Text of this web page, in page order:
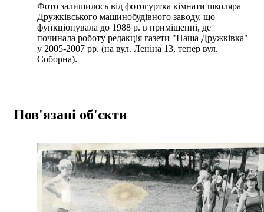
Фото залишилось від фотогуртка кімнати школяра
Дружківського машинобудівного заводу, що
функціонувала до 1988 р. в приміщенні, де
починала роботу редакція газети "Наша Дружківка"
у 2005-2007 рр. (на вул. Леніна 13, тепер вул.
Соборна).
Пов'язані об'єкти